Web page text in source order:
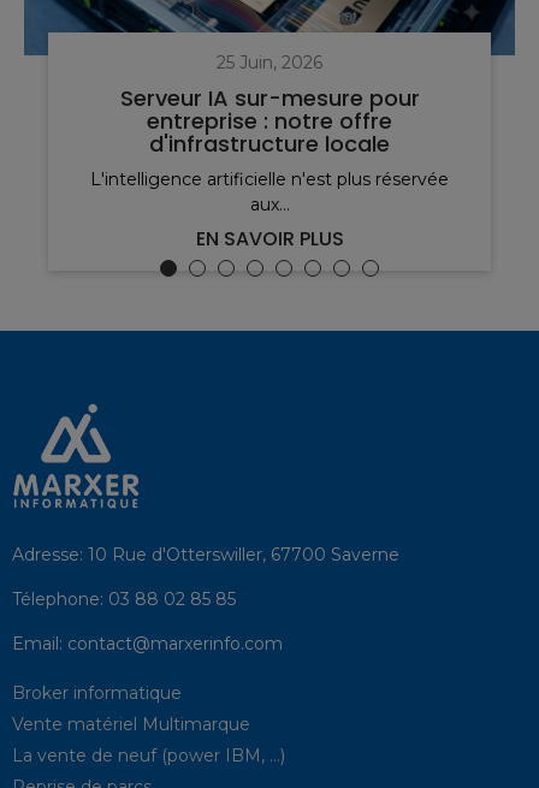
25 Juin, 2026
Serveur IA sur-mesure pour
entreprise : notre offre
d'infrastructure locale
L'intelligence artificielle n'est plus réservée
aux...
EN SAVOIR PLUS
Adresse: 10 Rue d'Otterswiller, 67700 Saverne
Télephone: 03 88 02 85 85
Email: contact@marxerinfo.com​
Broker informatique
Vente matériel Multimarque
La vente de neuf (power IBM, …)